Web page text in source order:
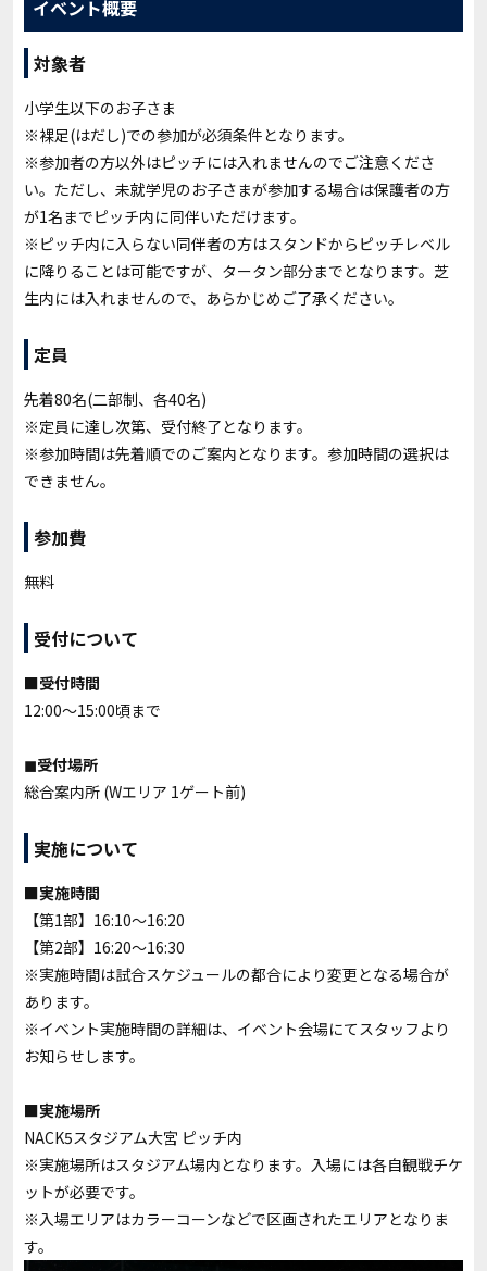
イベント概要
対象者
小学生以下のお子さま
※裸足(はだし)での参加が必須条件となります。
※参加者の方以外はピッチには入れませんのでご注意くださ
い。ただし、未就学児のお子さまが参加する場合は保護者の方
が1名までピッチ内に同伴いただけます。
※ピッチ内に入らない同伴者の方はスタンドからピッチレベル
に降りることは可能ですが、タータン部分までとなります。芝
生内には入れませんので、あらかじめご了承ください。
定員
先着80名(二部制、各40名)
※定員に達し次第、受付終了となります。
※参加時間は先着順でのご案内となります。参加時間の選択は
できません。
参加費
無料
受付について
■受付時間
12:00〜15:00頃まで
◼︎受付場所
総合案内所 (Wエリア 1ゲート前)
実施について
■実施時間
【第1部】16:10〜16:20
【第2部】16:20〜16:30
※実施時間は試合スケジュールの都合により変更となる場合が
あります。
※イベント実施時間の詳細は、イベント会場にてスタッフより
お知らせします。
■実施場所
NACK5スタジアム大宮 ピッチ内
※実施場所はスタジアム場内となります。入場には各自観戦チケ
ットが必要です。
※入場エリアはカラーコーンなどで区画されたエリアとなりま
す。